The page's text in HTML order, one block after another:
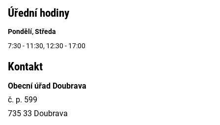
Úřední hodiny
Pondělí, Středa
7:30 - 11:30, 12:30 - 17:00
Kontakt
Obecní úřad Doubrava
č. p. 599
735 33 Doubrava